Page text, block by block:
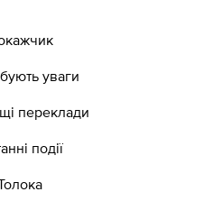
уваги
переклади
події